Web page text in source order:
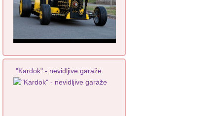
"Kardok" - nevidljive garaže